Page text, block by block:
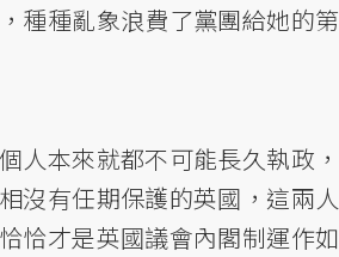
種種亂象浪費了黨團給她的第
人本來就都不可能長久執政，
沒有任期保護的英國，這兩人
恰才是英國議會內閣制運作如